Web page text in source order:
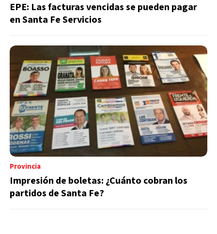
EPE: Las facturas vencidas se pueden pagar
en Santa Fe Servicios
Provincia
Impresión de boletas: ¿Cuánto cobran los
partidos de Santa Fe?